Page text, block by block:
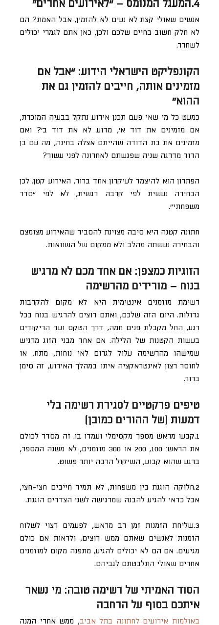
4.המעגל המנומס – “לאירועים אחרים”
אנשים שאולי קצת לא נעים לא להזמין, אבל האמת? הם
לא חלק חשוב בחיים שלכם ולכן, כאן אתם לגמרי יכולים
לשחרר.
הקונפליקט הישראלי הידוע: “אבל אם
מזמינים אותה, חייבים להזמין גם את
ההוא”
כמעט כל מי שאי פעם תכנן אירוע נתקל בבעיה המוכרת,
אם מזמינים את דוד א’, מדוע לא את דוד ב’? ואם
מזמינים את בת הדודה שהייתם אצלה בחינה, מה עם בן
הדוד מדרגה שניה שפגשתם לאחרונה לפני עשור?
הפתרון הוא להיצמד לעיקרון אחד ברור, האירוע קטן. לכן
הבחירה נעשית לפי קרבה רגשית, לא לפי “סדר
משפחתי”.
חתונה קטנה היא סיבה מצוינת להסביר שהאירוע מצומצם
והבחירה נעשתה מהלב ולא ממקום של השוואות.
הזוגיות כמצפן: אם אחד מכם לא מרגיש
בנוח – מורידים מהרשימה
רשימת מוזמנים אינטימית היא לא מקום להקרבות
גדולות. היום הזה שלכם, ואתם רוצים להרגיש בנוח בכל
רגע, החל מקבלת פנים חמה, דרך הטקס ועד הריקודים
בעשות הקטנות של הלילה. אם אחד מבני הזוג מרגיש
שמישהו מהרשימה עלול לגרום לאי נוחות, מתח, או
לחוסר רצון לאינטראקציה איתו במהלך האירוע, זה סימן
ברור.
טיפים פרקטיים לסגירת רשימה בלי
דמעות (של ההורים כמובן)
1.קבעו מראש מספר מקסימלי ועמדו בו. זה מסדר לכולם
את הראש: 100, 200 או 300 מוזמנים, לא משנה המספר,
ברגע שהוא קבוע, השיקול הרבה יותר פשוט.
2.חלוקה הוגנת בין משפחות, לא תמיד חייבים חצי-חצי,
אבל כדאי להגיע להבנה שמרגישה לשני הצדדים הוגנת.
3.שליחת הזמנות זמן רב מראש, לפעמים רצוי לשלוח
הזמנות לאנשים שאתם ממש רוצים, ולראות אם כולם
מגיעים. אם הם לא יכולים להגיע, מתפנה מקום למוזמנים
אחרים שאולי התלבטתם לגביהם.
הסוד האמיתי של רשימה טובה: מי נשאר
איתכם בסוף על הרחבה
באולמות אירועים לחתונה בתל אביב, ממש אחרי המנה